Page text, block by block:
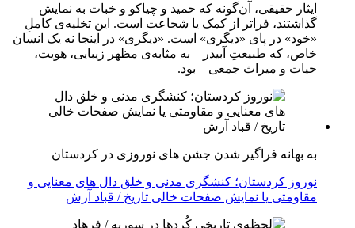
ایثار حقیقی، آن‌گونه که حمید و چیاکو و خبات به نمایش
گذاشتند، فراتر از کمک یا شجاعت است. این تخلیه‌ی کاملِ
«خود» در پای «دیگری» است. «دیگری» در اینجا نه یک انسان
خاص، که طبیعتِ آبیدر – به مثابه‌ی مظهر زیبایی، هویت،
حیات و میراث جمعی – بود.
به بهانه فراگیر شدن جشن های نوروزی در کردستان
نوروز کردستان؛ کنشگری مدنی و خلق دال های معنایی و
مقاومتی یا نمایش صفحات خالی تاریخ / قباد آرش